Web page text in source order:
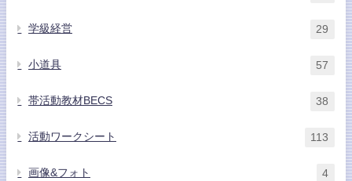
学級経営 29
小道具 57
帯活動教材BECS 38
活動ワークシート 113
画像&フォト 4